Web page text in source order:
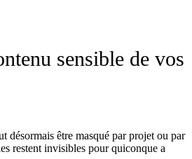
sensible de vos
désormais être masqué par projet ou par
restent invisibles pour quiconque a